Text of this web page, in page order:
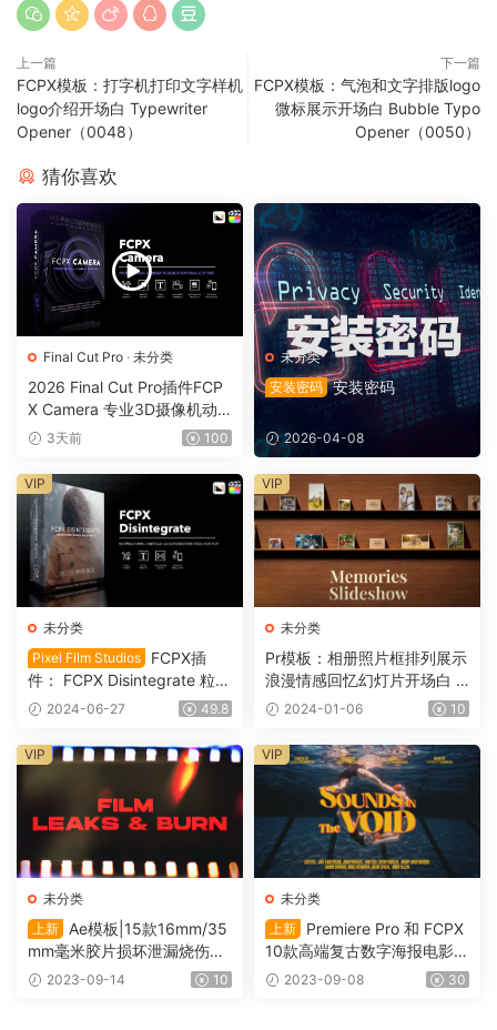
上一篇
FCPX模板：打字机打印文字样机
logo介绍开场白 Typewriter
Opener（0048）
下一篇
FCPX模板：气泡和文字排版logo
微标展示开场白 Bubble Typo
Opener（0050）
猜你喜欢
Final Cut Pro · 未分类
2026 Final Cut Pro插件FCP
X Camera 专业3D摄像机动
态镜头运动0164
3天前 100
未分类
安装密码 安装密码
2026-04-08
未分类
Pixel Film Studios
FCPX插
件： FCPX Disintegrate 粒子
消散沙化分解颗粒插件 Final
2024-06-27 49.8
VIP
未分类
Pr模板：相册照片框排列展示
浪漫情感回忆幻灯片开场白 M
emories Slideshow 1096
2024-01-06 10
VIP
未分类
上新
Ae模板|15款16mm/35
mm毫米胶片损坏泄漏烧伤转
场过渡 Film Leak（0117）
2023-09-14 10
VIP
未分类
上新
Premiere Pro 和 FCPX
10款高端复古数字海报电影风
格动态标题 Cinematic Titles
2023-09-08 30
VIP